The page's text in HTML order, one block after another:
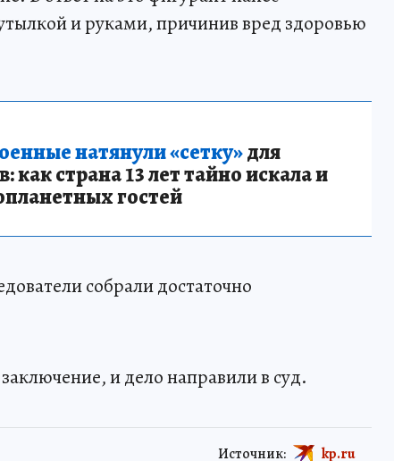
и руками, причинив вред здоровью
натянули «сетку»для
как страна 13 лет тайно искала и
гостей
собрали достаточно
и дело направили в суд.
Источник: kp.ru